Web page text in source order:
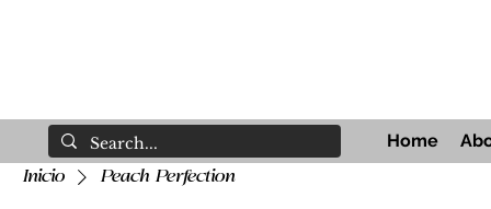
Home
Inicio Peach Perfection